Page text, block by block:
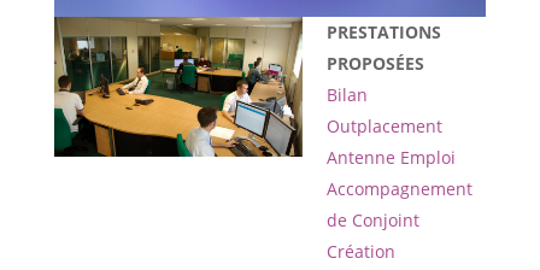
PRESTATIONS
PROPOSÉES
Bilan
Outplacement
Antenne Emploi
Accompagnement
de Conjoint
Création